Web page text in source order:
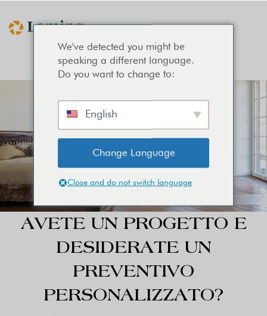
AVETE UN PROGETTO E
DESIDERATE UN
PREVENTIVO
PERSONALIZZATO?
We've detected you might be
speaking a different language.
Do you want to change to:
English
Change Language
Close and do not switch language